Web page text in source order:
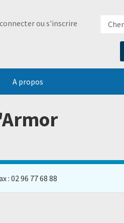
ou s'inscrire
Chercher
A propos
: 02 96 77 68 88